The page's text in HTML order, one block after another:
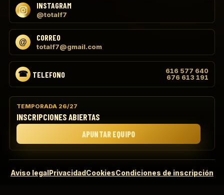
INSTAGRAM
@totalf7
CORREO
totalf7@gmail.com
TELEFONO
616 577 640
676 613 191
TEMPORADA 26/27
INSCRIPCIONES ABIERTAS
APUNTAR EQUIPO
Aviso legal Privacidad CookiesCondiciones de inscripción